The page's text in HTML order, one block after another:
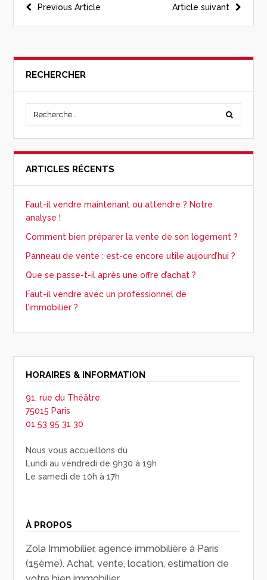
Article suivant
Previous Article
RECHERCHER
ARTICLES RÉCENTS
Faut-il vendre maintenant ou attendre ? Notre
analyse !
Comment bien préparer la vente de son logement ?
Panneau de vente : est-ce encore utile aujourd’hui ?
Que se passe-t-il après une offre d’achat ?
Faut-il vendre avec un professionnel de
l’immobilier ?
HORAIRES & INFORMATION
91, rue du Théâtre
75015 Paris
01 53 95 31 30
Nous vous accueillons du
Lundi au vendredi de 9h30 à 19h
Le samedi de 10h à 17h
À PROPOS
Zola Immobilier, agence immobilière à Paris
(15ème). Achat, vente, location, estimation de